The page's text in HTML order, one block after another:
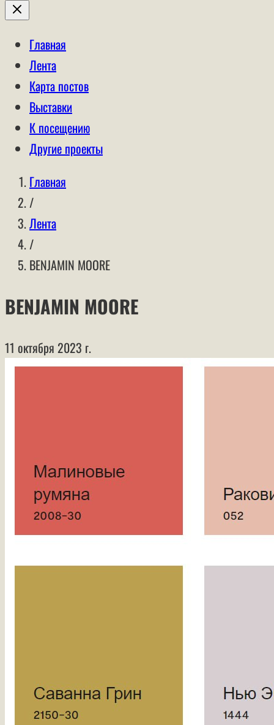
Главная
Лента
Карта постов
Выставки
К посещению
Другие проекты
Главная
/
Лента
/
BENJAMIN MOORE
BENJAMIN MOORE
11 октября 2023 г.